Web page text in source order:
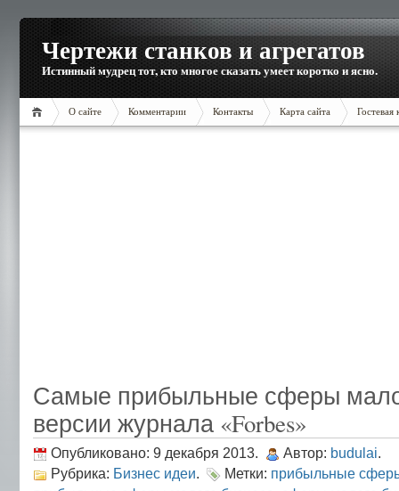
Чертежи станков и агрегатов
Истинный мудрец тот, кто многое сказать умеет коротко и ясно.
О сайте Комментарии Контакты Карта сайта Гостевая
Самые прибыльные сферы
версии журнала «Forbes»
Опубликовано: 9 декабря 2013. Автор: budulai.
Рубрика: Бизнес идеи. Метки: прибыльные